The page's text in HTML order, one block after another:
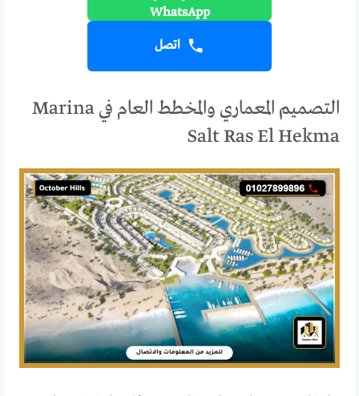
اتصل
التصميم المعماري والمخطط العام في Marina
Salt Ras El Hekma